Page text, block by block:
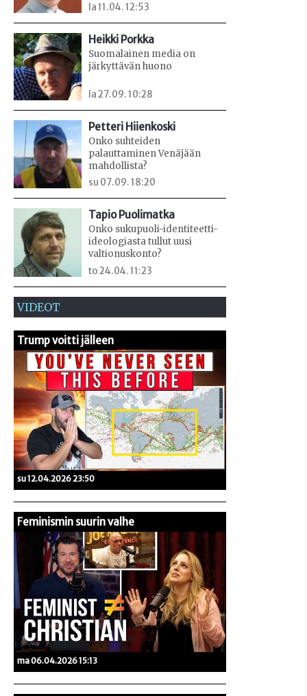
la 11.04. 12:53
Heikki Porkka
Suomalainen media on
järkyttävän huono
la 27.09. 10:28
Petteri Hiienkoski
Onko suhteiden
palauttaminen Venäjään
mahdollista?
su 07.09. 18:20
Tapio Puolimatka
Onko sukupuoli-identiteetti-
ideologiasta tullut uusi
valtionuskonto?
to 24.04. 11:23
VIDEOT
Trump voitti jälleen
su 12.04.2026 23:50
Feminismin suurin valhe
ma 06.04.2026 15:13